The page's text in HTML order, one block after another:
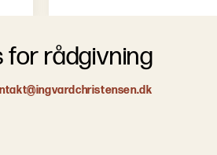
for rådgivning